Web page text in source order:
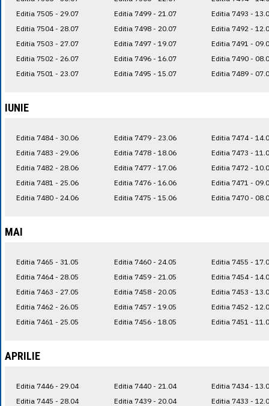
Editia 7505 - 29.07
Editia 7504 - 28.07
Editia 7503 - 27.07
Editia 7502 - 26.07
Editia 7501 - 23.07
Editia 7499 - 21.07
Editia 7498 - 20.07
Editia 7497 - 19.07
Editia 7496 - 16.07
Editia 7495 - 15.07
Editia 7493 -
Editia 7492 -
Editia 7491 -
Editia 7490 -
Editia 7489 -
IUNIE
Editia 7484 - 30.06
Editia 7483 - 29.06
Editia 7482 - 28.06
Editia 7481 - 25.06
Editia 7480 - 24.06
Editia 7479 - 23.06
Editia 7478 - 18.06
Editia 7477 - 17.06
Editia 7476 - 16.06
Editia 7475 - 15.06
Editia 7474 -
Editia 7473 -
Editia 7472 -
Editia 7471 -
Editia 7470 -
MAI
Editia 7465 - 31.05
Editia 7464 - 28.05
Editia 7463 - 27.05
Editia 7462 - 26.05
Editia 7461 - 25.05
Editia 7460 - 24.05
Editia 7459 - 21.05
Editia 7458 - 20.05
Editia 7457 - 19.05
Editia 7456 - 18.05
Editia 7455 -
Editia 7454 -
Editia 7453 -
Editia 7452 -
Editia 7451 -
APRILIE
Editia 7446 - 29.04
Editia 7445 - 28.04
Editia 7440 - 21.04
Editia 7439 - 20.04
Editia 7434 -
Editia 7433 -